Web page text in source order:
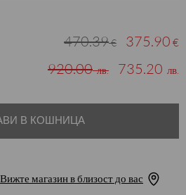
470.39€ 375.90 €
920.00лв. 735.20 лв.
В КОШНИЦА
Вижте магазин в близост до вас